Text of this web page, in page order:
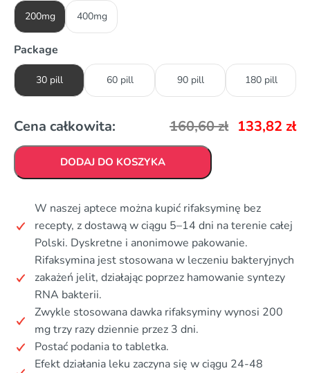
200mg 400mg
Package
30 pill 60 pill 90 pill 180 pill
Cena całkowita: 160,60zł 133,82 zł
DODAJ DO KOSZYKA
W naszej aptece można kupić rifaksyminę bez
recepty, z dostawą w ciągu 5–14 dni na terenie całej
Polski. Dyskretne i anonimowe pakowanie.
Rifaksymina jest stosowana w leczeniu bakteryjnych
zakażeń jelit, działając poprzez hamowanie syntezy
RNA bakterii.
Zwykle stosowana dawka rifaksyminy wynosi 200
mg trzy razy dziennie przez 3 dni.
Postać podania to tabletka.
Efekt działania leku zaczyna się w ciągu 24-48